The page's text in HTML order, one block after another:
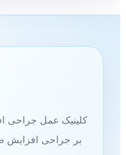
کلینیک عمل جراحی
بر جراحی افزایش